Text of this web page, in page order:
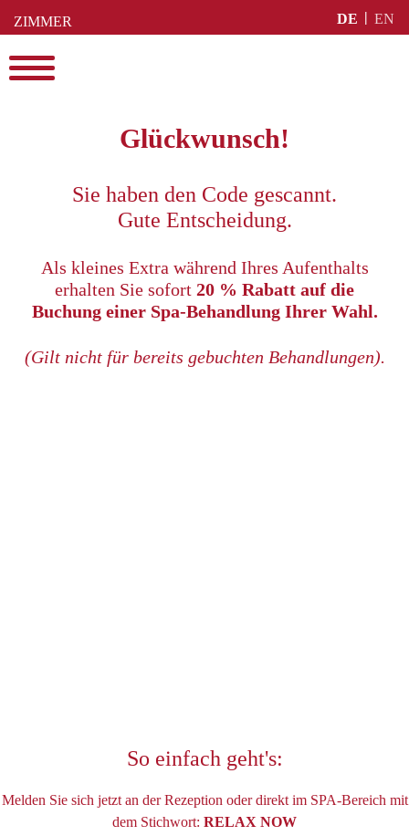
ZIMMER
DE EN
Menu
Glückwunsch!
Sie haben den Code gescannt.
Gute Entscheidung.
Als kleines Extra während Ihres Aufenthalts
erhalten Sie sofort 20 % Rabatt auf die
Buchung einer Spa-Behandlung Ihrer Wahl.
(Gilt nicht für bereits gebuchten Behandlungen).
So einfach geht's:
Melden Sie sich jetzt an der Rezeption oder direkt im SPA-Bereich mit
dem Stichwort: RELAX NOW